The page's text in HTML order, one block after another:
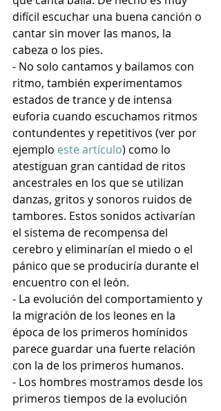
difícil escuchar una buena canción o
cantar sin mover las manos, la
cabeza o los pies.
- No solo cantamos y bailamos con
ritmo, también experimentamos
estados de trance y de intensa
euforia cuando escuchamos ritmos
contundentes y repetitivos (ver por
ejemplo este artículo) como lo
atestiguan gran cantidad de ritos
ancestrales en los que se utilizan
danzas, gritos y sonoros ruidos de
tambores. Estos sonidos activarían
el sistema de recompensa del
cerebro y eliminarían el miedo o el
pánico que se produciría durante el
encuentro con el león.
- La evolución del comportamiento y
la migración de los leones en la
época de los primeros homínidos
parece guardar una fuerte relación
con la de los primeros humanos.
- Los hombres mostramos desde los
primeros tiempos de la evolución